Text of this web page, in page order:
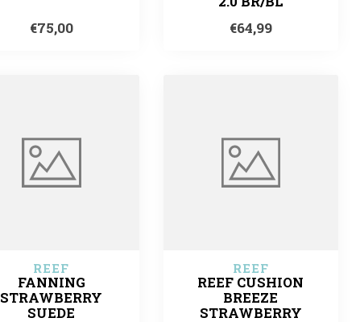
€75,00 €64,99
REEF
FANNING
STRAWBERRY
SUEDE
REEF
REEF CUSHION
BREEZE
STRAWBERRY